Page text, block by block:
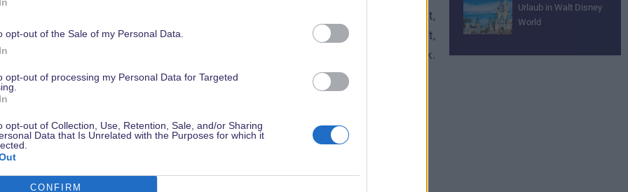
opt-out of the Sale of my Personal Data.
opt-out of processing my Personal Data for Targeted
opt-out of Collection, Use, Retention, Sale, and/or Sharing
Data that Is Unrelated with the Purposes for which it
CONFIRM
geupgraded und schon bereits für diese bezahlt,
aber Euer Aufenthalt findet durch die vorübergehende Schließung nicht statt,
wird die Bestellung automatisch storniert und Ihr erhaltet Euer Geld zurück.
Derzeit werden auch keine neuen Bestellungen angenommen.
in den Parks
Urlaub in Walt Disney
World